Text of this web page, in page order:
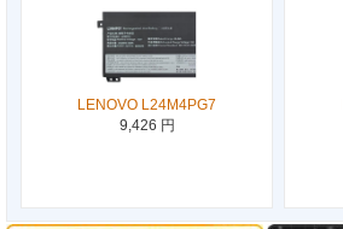
LENOVO L24M4PG7
9,426 円